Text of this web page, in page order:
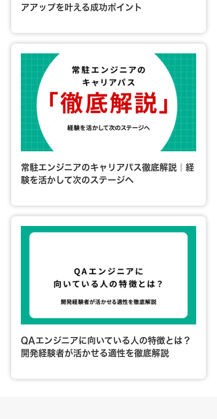
アアップを叶える成功ポイント
常駐エンジニアのキャリアパス徹底解説｜経
験を活かして次のステージへ
QAエンジニアに向いている人の特徴とは？
開発経験者が活かせる適性を徹底解説